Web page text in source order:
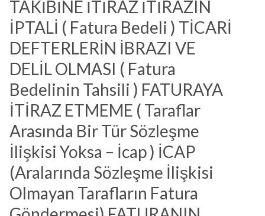
TAKİBİNE İTİRAZ İTİRAZIN
İPTALİ ( Fatura Bedeli ) TİCARİ
DEFTERLERİN İBRAZI VE
DELİL OLMASI ( Fatura
Bedelinin Tahsili ) FATURAYA
İTİRAZ ETMEME ( Taraflar
Arasında Bir Tür Sözleşme
İlişkisi Yoksa – İcap ) İCAP
(Aralarında Sözleşme İlişkisi
Olmayan Tarafların Fatura